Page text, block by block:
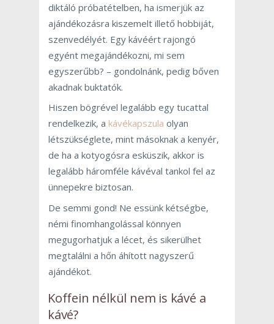
diktáló próbatételben, ha ismerjük az
ajándékozásra kiszemelt illető hobbiját,
szenvedélyét. Egy kávéért rajongó
egyént megajándékozni, mi sem
egyszerűbb? – gondolnánk, pedig bőven
akadnak buktatók.
Hiszen bögrével legalább egy tucattal
rendelkezik, a kávékapszula olyan
létszükséglete, mint másoknak a kenyér,
de ha a kotyogósra esküszik, akkor is
legalább háromféle kávéval tankol fel az
ünnepekre biztosan.
De semmi gond! Ne essünk kétségbe,
némi finomhangolással könnyen
megugorhatjuk a lécet, és sikerülhet
megtalálni a hőn áhított nagyszerű
ajándékot.
Koffein nélkül nem is kávé a
kávé?